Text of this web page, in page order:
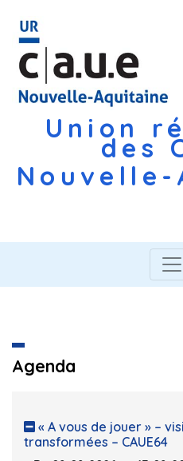
Union
des
Agenda
« A vous de jouer » –
transformées – CAUE64